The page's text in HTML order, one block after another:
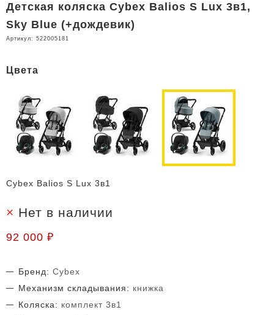
Детская коляска Cybex Balios S Lux 3в1,
Sky Blue (+дождевик)
Артикул: 522005181
Цвета
Cybex Balios S Lux 3в1
Нет в наличии
92 000 ₽
Бренд: Cybex
Механизм складывания: книжка
Коляска: комплект 3в1